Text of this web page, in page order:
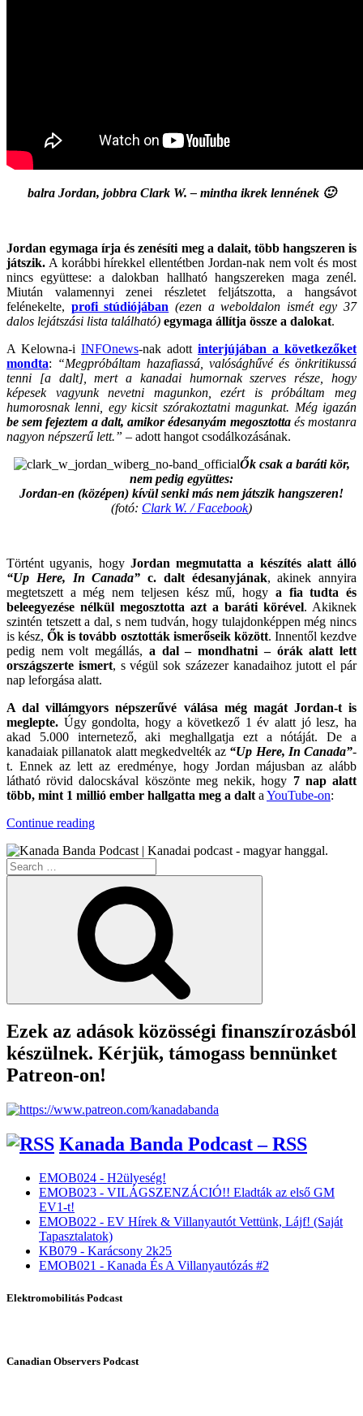
balra Jordan, jobbra Clark W. – mintha ikrek lennének 🙂
Jordan egymaga írja és zenésíti meg a dalait, több hangszeren is
játszik. A korábbi hírekkel ellentétben Jordan-nak nem volt és most
nincs együttese: a dalokban hallható hangszereken maga zenél.
Miután valamennyi zenei részletet feljátszotta, a hangsávot
felénekelte, profi stúdiójában (ezen a weboldalon ismét egy 37
dalos lejátszási lista található) egymaga állítja össze a dalokat.
A Kelowna-i INFOnews-nak adott interjújában a következőket
mondta: “Megpróbáltam hazafiassá, valósághűvé és önkritikussá
tenni [a dalt], mert a kanadai humornak szerves része, hogy
képesek vagyunk nevetni magunkon, ezért is próbáltam meg
humorosnak lenni, egy kicsit szórakoztatni magunkat. Még igazán
be sem fejeztem a dalt, amikor édesanyám megosztottaés mostanra
nagyon népszerű lett.” – adott hangot csodálkozásának.
Ők csak a baráti kör,
nem pedig együttes:
Jordan-en (középen) kívül senki más nem játszik hangszeren!
(fotó: Clark W. / Facebook)
Történt ugyanis, hogy Jordan megmutatta a készítés alatt álló
“Up Here, In Canada” c. dalt édesanyjának, akinek annyira
megtetszett a még nem teljesen kész mű, hogy a fia tudta és
beleegyezése nélkül megosztotta azt a baráti körével. Akiknek
szintén tetszett a dal, s nem tudván, hogy tulajdonképpen még nincs
is kész,Ők is tovább osztották ismerőseik között. Innentől kezdve
pedig nem volt megállás, a dal – mondhatni – órák alatt lett
országszerte ismert, s végül sok százezer kanadaihoz jutott el pár
nap leforgása alatt.
A dal villámgyors népszerűvé válása még magát Jordan-t is
meglepte. Úgy gondolta, hogy a következő 1 év alatt jó lesz, ha
akad 5.000 internetező, aki meghallgatja ezt a nótáját. De a
kanadaiak pillanatok alatt megkedvelték az “Up Here, In Canada”-
t. Ennek az lett az eredménye, hogy Jordan májusban az alább
látható rövid dalocskával köszönte meg nekik, hogy 7 nap alatt
több, mint 1 millió ember hallgatta meg a dalt a YouTube-on:
Continue reading“Canada
2020”
Search
for:
Ezek az adások közösségi finanszírozásból
készülnek. Kérjük, támogass bennünket
Patreon-on!
Kanada Banda Podcast – RSS
EMOB024 - H2ülyeség!
EMOB023 - VILÁGSZENZÁCIÓ!! Eladták az első GM
EV1-t!
EMOB022 - EV Hírek & Villanyautót Vettünk, Lájf! (Saját
Tapasztalatok)
KB079 - Karácsony 2k25
EMOB021 - Kanada És A Villanyautózás #2
Elektromobilitás Podcast
Canadian Observers Podcast